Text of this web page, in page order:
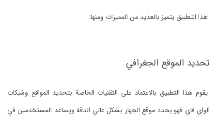
هذا التطبيق يتميز بالعديد من المميزات ومنها:
تحديد الموقع الجغرافي
يقوم هذا التطبيق بالاعتماد على التقنيات الخاصة بتحديد المواقع وشبكات
الواي فاي فهو يحدد موقع الجهاز بشكل عالي الدقة ويساعد المستخدمين في